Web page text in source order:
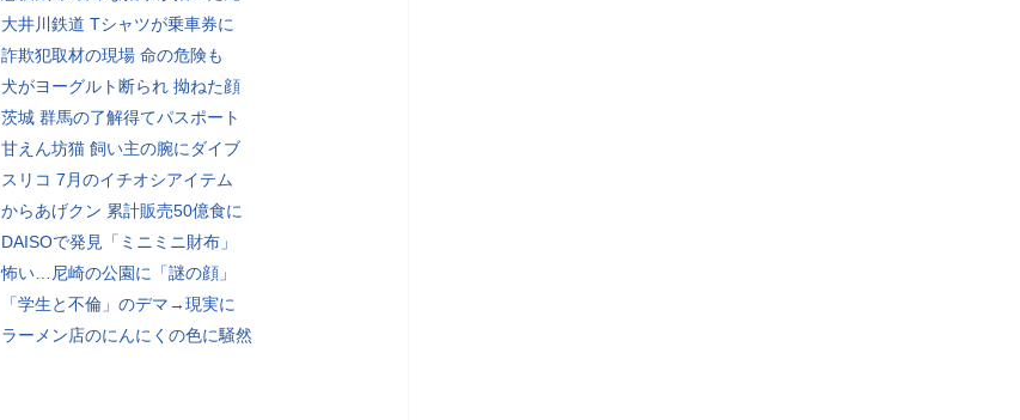
大井川鉄道 Tシャツが乗車券に
詐欺犯取材の現場 命の危険も
犬がヨーグルト断られ 拗ねた顔
茨城 群馬の了解得てパスポート
甘えん坊猫 飼い主の腕にダイブ
スリコ 7月のイチオシアイテム
からあげクン 累計販売50億食に
DAISOで発見「ミニミニ財布」
怖い…尼崎の公園に「謎の顔」
「学生と不倫」のデマ→現実に
ラーメン店のにんにくの色に騒然